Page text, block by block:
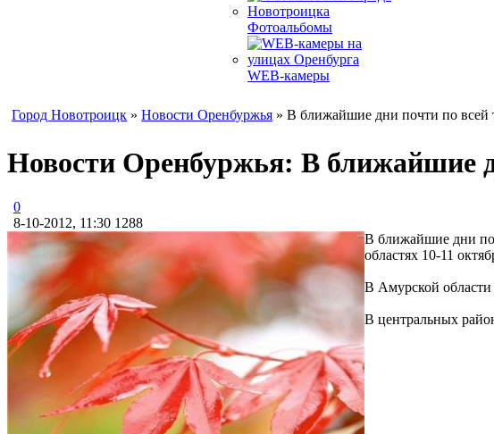
Фотоальбомы
WEB-камеры
Город Новотроицк » Новости Оренбуржья » В ближайшие дни почти по всей
Новости Оренбуржья: В ближайшие
0
8-10-2012, 11:30 1288
В ближайшие дни
областях 10-11
В Амурской области
В центральных